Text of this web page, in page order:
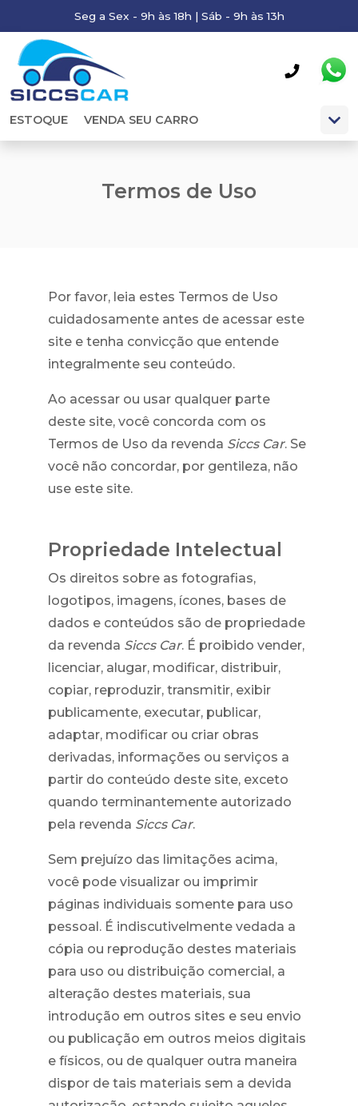
Seg a Sex - 9h às 18h | Sáb - 9h às 13h
ESTOQUE VENDA SEU CARRO
Termos de Uso
Por favor, leia estes Termos de Uso
cuidadosamente antes de acessar este
site e tenha convicção que entende
integralmente seu conteúdo.
Ao acessar ou usar qualquer parte
deste site, você concorda com os
Termos de Uso da revenda Siccs Car. Se
você não concordar, por gentileza, não
use este site.
Propriedade Intelectual
Os direitos sobre as fotografias,
logotipos, imagens, ícones, bases de
dados e conteúdos são de propriedade
da revenda Siccs Car. É proibido vender,
licenciar, alugar, modificar, distribuir,
copiar, reproduzir, transmitir, exibir
publicamente, executar, publicar,
adaptar, modificar ou criar obras
derivadas, informações ou serviços a
partir do conteúdo deste site, exceto
quando terminantemente autorizado
pela revenda Siccs Car.
Sem prejuízo das limitações acima,
você pode visualizar ou imprimir
páginas individuais somente para uso
pessoal. É indiscutivelmente vedada a
cópia ou reprodução destes materiais
para uso ou distribuição comercial, a
alteração destes materiais, sua
introdução em outros sites e seu envio
ou publicação em outros meios digitais
e físicos, ou de qualquer outra maneira
dispor de tais materiais sem a devida